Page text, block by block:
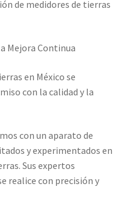
de calibración
calibración
de Calibración
de medidores de tierras
Mejora Continua
en México se
con la calidad y la
con un aparato de
y experimentados en
Sus expertos
realice con precisión y